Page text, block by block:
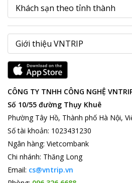
CÔNG TY TNHH CÔNG NGHỆ
Số 10/55 đường Thụy Khuê
Phường Tây Hồ, Thành phố Hà Nội,
Số tài khoản: 1023431230
Ngân hàng: Vietcombank
Chi nhánh: Thăng Long
Email: cs@vntrip.vn